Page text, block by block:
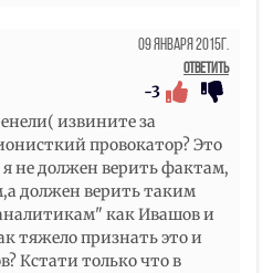
09 Января 2015г.
Ответить
-3
извините за
провокатор? Это
не должен верить фактам,
должен верить таким
как Ивашов и
тяжело признать это и
Кстати только что в